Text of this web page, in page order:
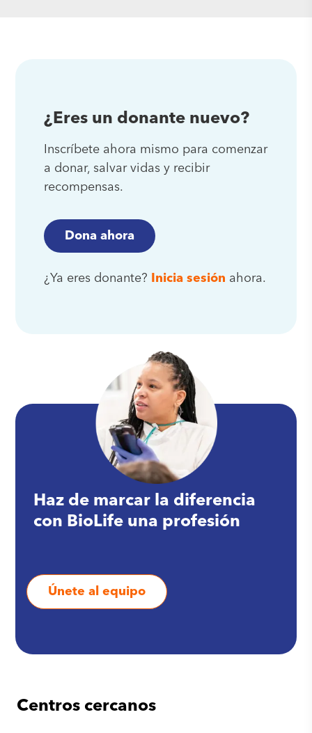
¿Eres un donante nuevo?
Inscríbete ahora mismo para comenzar
a donar, salvar vidas y recibir
recompensas.
Dona ahora
¿Ya eres donante? Inicia sesión ahora.
Haz de marcar la diferencia
con BioLife una profesión
Únete al equipo
Centros cercanos